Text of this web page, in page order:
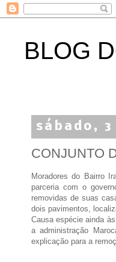
BLOG
sábado,
CONJUNTO
Moradores do Bairro
parceria com o
removidas de suas
dois pavimentos,
Causa espécie ainda
a administração
explicação para a